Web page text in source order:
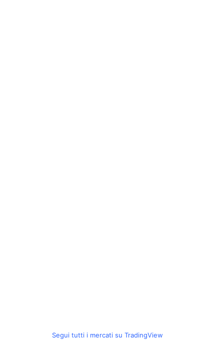
Segui tutti i mercati su TradingView